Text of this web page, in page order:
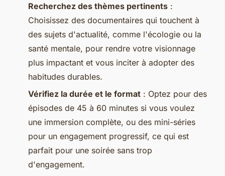
Recherchez des thèmes pertinents :
Choisissez des documentaires qui touchent à
des sujets d'actualité, comme l'écologie ou la
santé mentale, pour rendre votre visionnage
plus impactant et vous inciter à adopter des
habitudes durables.
Vérifiez la durée et le format : Optez pour des
épisodes de 45 à 60 minutes si vous voulez
une immersion complète, ou des mini-séries
pour un engagement progressif, ce qui est
parfait pour une soirée sans trop
d'engagement.